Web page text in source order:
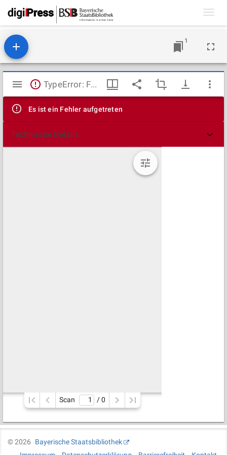
1
Mirador
Viewer
TypeError: Failed to fetch
Es ist ein Fehler aufgetreten
Technische Details
Scan / 0
©2026
Bayerische Staatsbibliothek